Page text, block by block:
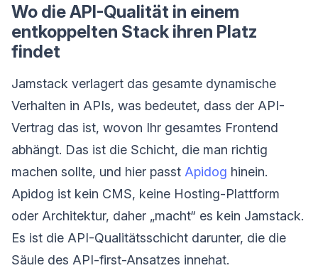
Wo die API-Qualität in einem
entkoppelten Stack ihren Platz
findet
Jamstack verlagert das gesamte dynamische
Verhalten in APIs, was bedeutet, dass der API-
Vertrag das ist, wovon Ihr gesamtes Frontend
abhängt. Das ist die Schicht, die man richtig
machen sollte, und hier passt Apidog hinein.
Apidog ist kein CMS, keine Hosting-Plattform
oder Architektur, daher „macht“ es kein Jamstack.
Es ist die API-Qualitätsschicht darunter, die die
Säule des API-first-Ansatzes innehat.